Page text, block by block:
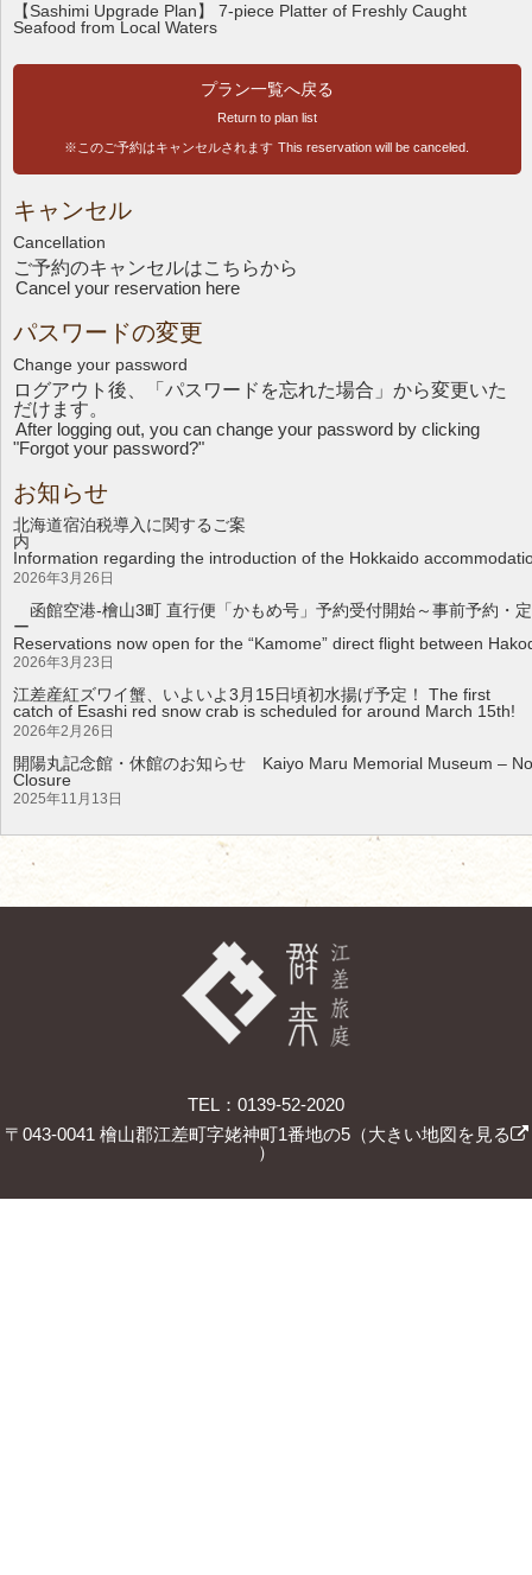
【Sashimi Upgrade Plan】 7-piece Platter of Freshly Caught
Seafood from Local Waters
プラン一覧へ戻る
Return to plan list
※このご予約はキャンセルされます This reservation will be canceled.
キャンセル
Cancellation
ご予約のキャンセルはこちらから
Cancel your reservation here
パスワードの変更
Change your password
ログアウト後、「パスワードを忘れた場合」から変更いた
だけます。
After logging out, you can change your password by clicking
"Forgot your password?"
お知らせ
北海道宿泊税導入に関するご案
Information regarding the introduction of the Hokkaido
2026年3月26日
函館空港-檜山3町 直行便「かもめ号」予約受付開始～事前予約・
Reservations now open for the “Kamome” direct flight between
2026年3月23日
江差産紅ズワイ蟹、いよいよ3月15日頃初水揚げ予定！ The first
catch of Esashi red snow crab is scheduled for around March 15th!
2026年2月26日
開陽丸記念館・休館のお知らせ Kaiyo Maru Memorial Museum –
2025年11月13日
TEL：0139-52-2020
〒043-0041 檜山郡江差町字姥神町1番地の5（大きい地図を見る
）